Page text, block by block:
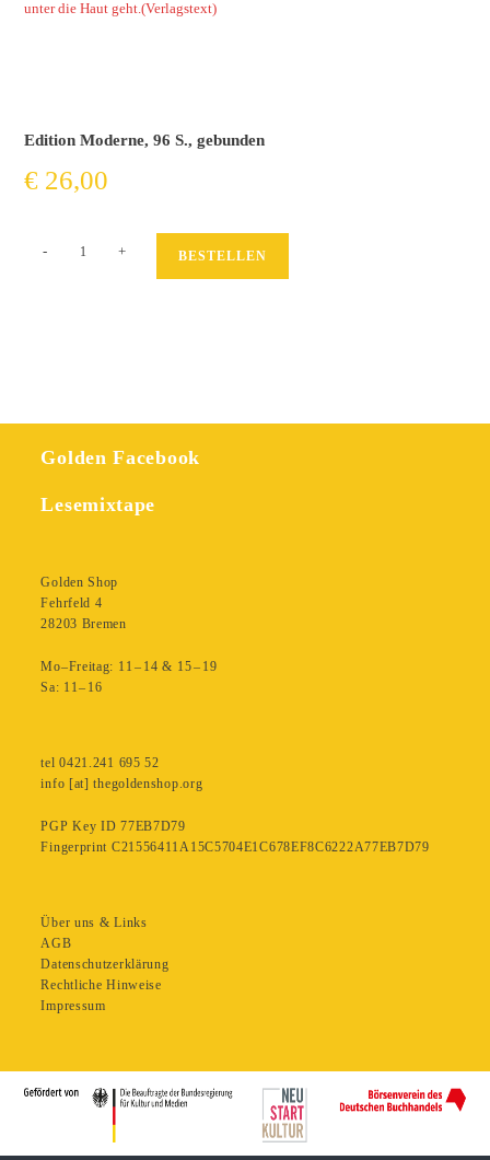
unter die Haut geht.(Verlagstext)
Edition Moderne, 96 S., gebunden
€ 26,00
- + BESTELLEN
Golden Facebook
Lesemixtape
Golden Shop
Fehrfeld 4
28203 Bremen
Mo–Freitag: 11 – 14 & 15 – 19
Sa: 11– 16
tel 0421.241 695 52
info [at] thegoldenshop.org
PGP Key ID 77EB7D79
Fingerprint C21556411A15C5704E1C678EF8C6222A77EB7D79
Über uns & Links
AGB
Datenschutzerklärung
Rechtliche Hinweise
Impressum